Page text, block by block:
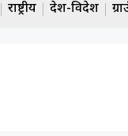
राष्ट्रीय देश-विदेश